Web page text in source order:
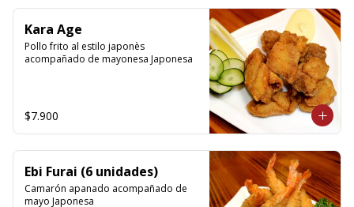
Kara Age
Pollo frito al estilo japonès
acompañado de mayonesa Japonesa
$7.900
Ebi Furai (6 unidades)
Camarón apanado acompañado de
mayo Japonesa